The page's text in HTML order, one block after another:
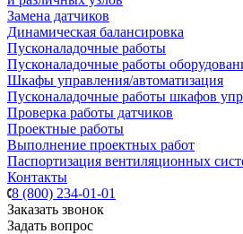
Замена датчиков
Динамическая балансировка
Пусконаладочные работы
Пусконаладочные работы
Шкафы управления/автоматизация
Пусконаладочные работы шкафов
Проверка работы датчиков
Проектные работы
Выполнение проектных работ
Паспортизация вентиляционных
Контакты
8 (800) 234-01-01
Заказать звонок
Задать вопрос